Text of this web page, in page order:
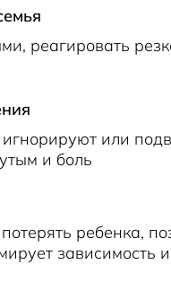
реагировать
игнорируют или
и боль
ребенка,
зависимость